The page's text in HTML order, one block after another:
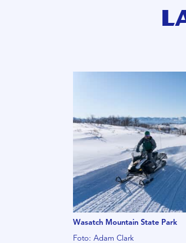
Wasatch Mountain State Park
Foto: Adam Clark